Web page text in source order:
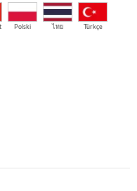
Polski ไทย Türkçe